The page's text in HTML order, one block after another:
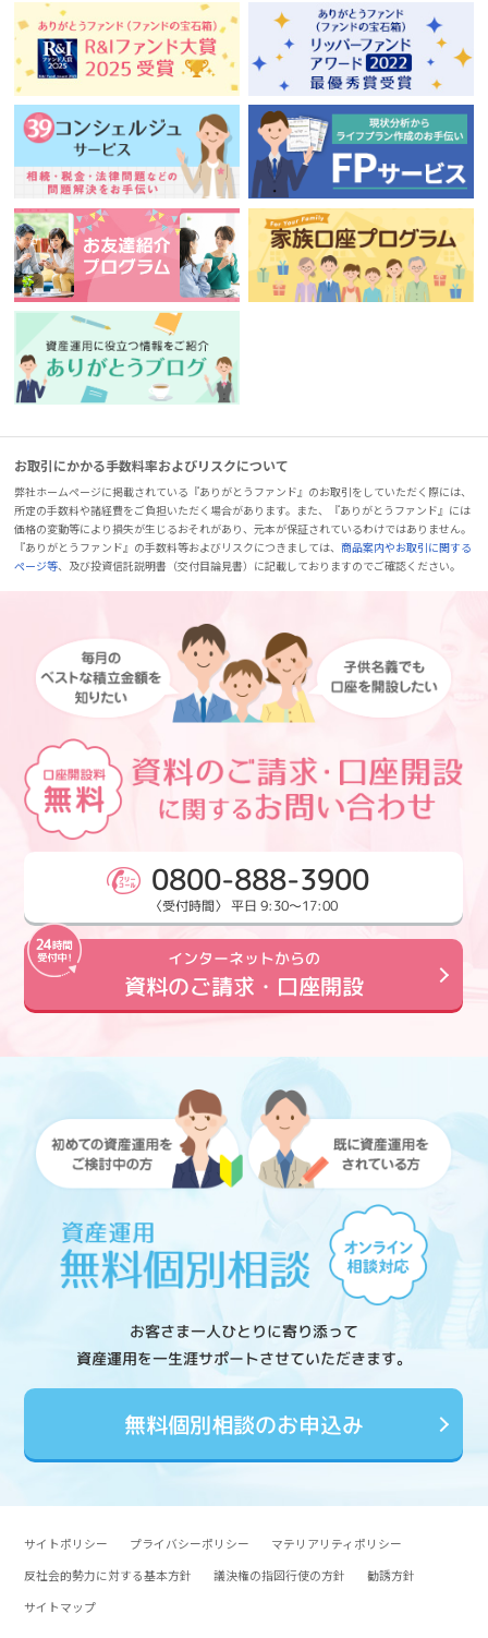
お取引にかかる手数料率およびリスクについて
弊社ホームページに掲載されている『ありがとうファンド』のお取引をしていただく際には、
所定の手数料や諸経費をご負担いただく場合があります。また、『ありがとうファンド』には
価格の変動等により損失が生じるおそれがあり、元本が保証されているわけではありません。
『ありがとうファンド』の手数料等およびリスクにつきましては、商品案内やお取引に関する
ページ等、及び投資信託説明書（交付目論見書）に記載しておりますのでご確認ください。
0800-888-3900
〈受付時間〉 平日 9:30～17:00
インターネットからの
資料のご請求・口座開設
お客さま一人ひとりに寄り添って
資産運用を一生涯サポートさせていただきます。
無料個別相談のお申込み
サイトポリシー プライバシーポリシー
マテリアリティポリシー
反社会的勢力に対する基本方針
議決権の指図行使の方針
勧誘方針
サイトマップ